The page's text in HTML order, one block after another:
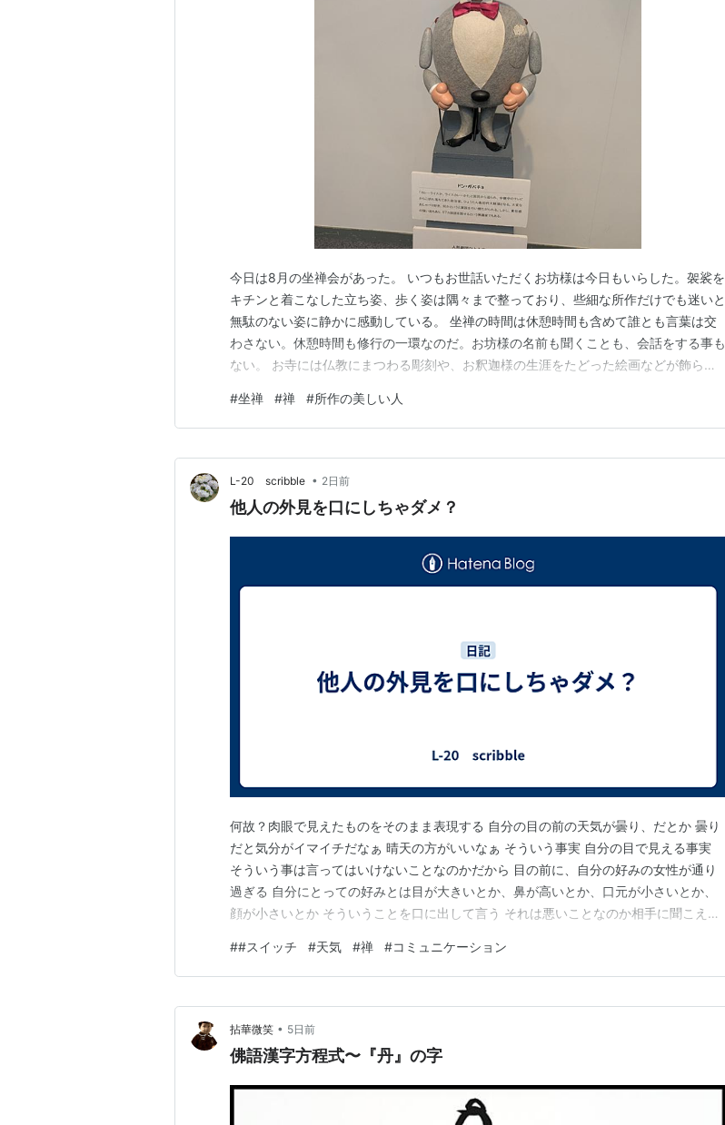
今日は8月の坐禅会があった。 いつもお世話いただくお坊様は今日もいらした。袈裟を
キチンと着こなした立ち姿、歩く姿は隅々まで整っており、些細な所作だけでも迷いと
無駄のない姿に静かに感動している。 坐禅の時間は休憩時間も含めて誰とも言葉は交
わさない。休憩時間も修行の一環なのだ。お坊様の名前も聞くことも、会話をする事も
ない。 お寺には仏教にまつわる彫刻や、お釈迦様の生涯をたどった絵画などが飾られ
いた、飛び出す絵本が飾られていたので休憩時間にジッと観ていた。すると件のお坊様
が近づいて、『このツマミを引っ張ると絵が動きますよ』…
#坐禅 #禅 #所作の美しい人
L-20 scribble • 2日前
他人の外見を口にしちゃダメ？
何故？肉眼で見えたものをそのまま表現する 自分の目の前の天気が曇り、だとか 曇り
だと気分がイマイチだなぁ 晴天の方がいいなぁ そういう事実 自分の目で見える事実
そういう事は言ってはいけないことなのかだから 目の前に、自分の好みの女性が通り
過ぎる 自分にとっての好みとは目が大きいとか、鼻が高いとか、口元が小さいとか、
顔が小さいとか そういうことを口に出して言う それは悪いことなのか相手に聞こえる
か？ 誰にも聞こえないところで言ったらいいのか？ あるいは、そういう話を共有でき
る人たちだけで言ったらいいのかでも、昨今はそう…
##スイッチ #天気 #禅 #コミュニケーション
拈華微笑 • 5日前
佛語漢字方程式〜『丹』の字